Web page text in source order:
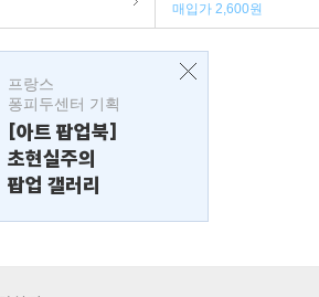
매입가 2,600원
프랑스
퐁피두센터 기획
[아트 팝업북]
초현실주의
팝업 갤러리